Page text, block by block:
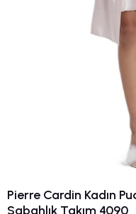
Pierre Cardin Kadın
Sabahlık Takım 4090